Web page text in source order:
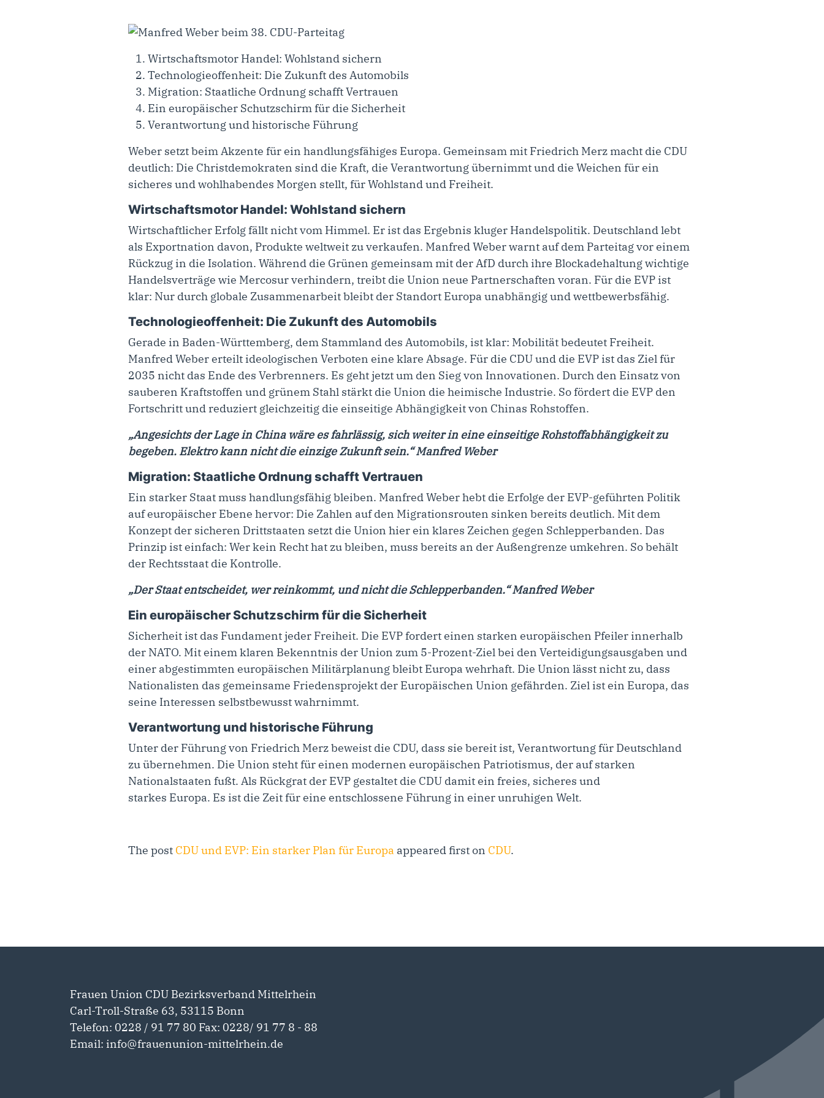
Wirtschaftsmotor Handel: Wohlstand sichern
Technologieoffenheit: Die Zukunft des Automobils
Migration: Staatliche Ordnung schafft Vertrauen
Ein europäischer Schutzschirm für die Sicherheit
Verantwortung und historische Führung
Weber setzt beim Akzente für ein handlungsfähiges Europa. Gemeinsam mit Friedrich Merz macht die CDU
deutlich: Die Christdemokraten sind die Kraft, die Verantwortung übernimmt und die Weichen für ein
sicheres und wohlhabendes Morgen stellt, für Wohlstand und Freiheit.
Wirtschaftsmotor Handel: Wohlstand sichern
Wirtschaftlicher Erfolg fällt nicht vom Himmel. Er ist das Ergebnis kluger Handelspolitik. Deutschland lebt
als Exportnation davon, Produkte weltweit zu verkaufen. Manfred Weber warnt auf dem Parteitag vor einem
Rückzug in die Isolation. Während die Grünen gemeinsam mit der AfD durch ihre Blockadehaltung wichtige
Handelsverträge wie Mercosur verhindern, treibt die Union neue Partnerschaften voran. Für die EVP ist
klar: Nur durch globale Zusammenarbeit bleibt der Standort Europa unabhängig und wettbewerbsfähig.
Technologieoffenheit: Die Zukunft des Automobils
Gerade in Baden-Württemberg, dem Stammland des Automobils, ist klar: Mobilität bedeutet Freiheit.
Manfred Weber erteilt ideologischen Verboten eine klare Absage. Für die CDU und die EVP ist das Ziel für
2035 nicht das Ende des Verbrenners. Es geht jetzt um den Sieg von Innovationen. Durch den Einsatz von
sauberen Kraftstoffen und grünem Stahl stärkt die Union die heimische Industrie. So fördert die EVP den
Fortschritt und reduziert gleichzeitig die einseitige Abhängigkeit von Chinas Rohstoffen.
„Angesichts der Lage in China wäre es fahrlässig, sich weiter in eine einseitige Rohstoffabhängigkeit zu
begeben. Elektro kann nicht die einzige Zukunft sein.“ Manfred Weber
Migration: Staatliche Ordnung schafft Vertrauen
Ein starker Staat muss handlungsfähig bleiben. Manfred Weber hebt die Erfolge der EVP-geführten Politik
auf europäischer Ebene hervor: Die Zahlen auf den Migrationsrouten sinken bereits deutlich. Mit dem
Konzept der sicheren Drittstaaten setzt die Union hier ein klares Zeichen gegen Schlepperbanden. Das
Prinzip ist einfach: Wer kein Recht hat zu bleiben, muss bereits an der Außengrenze umkehren. So behält
der Rechtsstaat die Kontrolle.
„Der Staat entscheidet, wer reinkommt, und nicht die Schlepperbanden.“ Manfred Weber
Ein europäischer Schutzschirm für die Sicherheit
Sicherheit ist das Fundament jeder Freiheit. Die EVP fordert einen starken europäischen Pfeiler innerhalb
der NATO. Mit einem klaren Bekenntnis der Union zum 5-Prozent-Ziel bei den Verteidigungsausgaben und
einer abgestimmten europäischen Militärplanung bleibt Europa wehrhaft. Die Union lässt nicht zu, dass
Nationalisten das gemeinsame Friedensprojekt der Europäischen Union gefährden. Ziel ist ein Europa, das
seine Interessen selbstbewusst wahrnimmt.
Verantwortung und historische Führung
Unter der Führung von Friedrich Merz beweist die CDU, dass sie bereit ist, Verantwortung für Deutschland
zu übernehmen. Die Union steht für einen modernen europäischen Patriotismus, der auf starken
Nationalstaaten fußt. Als Rückgrat der EVP gestaltet die CDU damit ein freies, sicheres und
starkes Europa. Es ist die Zeit für eine entschlossene Führung in einer unruhigen Welt.
The post CDU und EVP: Ein starker Plan für Europa appeared first on CDU.
Frauen Union CDU Bezirksverband Mittelrhein
Carl-Troll-Straße 63, 53115 Bonn
Telefon: 0228 / 91 77 80 Fax: 0228/ 91 77 8 - 88
Email: info@frauenunion-mittelrhein.de